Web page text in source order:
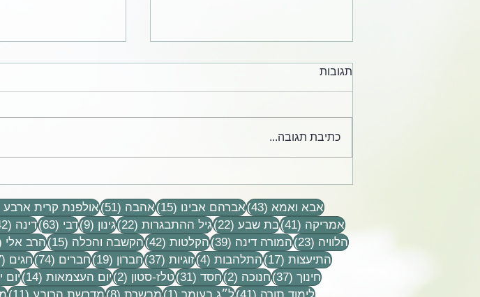
תגובות
כתיבת תגובה...
אבא ואמא (43) 43 פוסטים
אברהם אבינו (15) 15 פוסטים
אהבה (51) 51 פוסטים
אולפנת קרית ארבע
אמריקה (41) 41 פוסטים
בת שבע (22) 22 פוסטים
גיל ההתבגרות (22) 22 פוסטים
גינון (9) 9 פוסטיםדבי (63) 63 פוסטים
דינה (142)
הלוויה (23) 23 פוסטים
המורה דינה (39) 39 פוסטים
הקלטות (42) 42 פוסטים
הקשבה והכלה (15) 15 פוסטים
הרב אלי
התיעצות (17) 17 פוסטים
התלהבות (4) 4 פוסטיםזוגיות (37) 37 פוסטים
חברון (19) 19 פוסטים
חברים (74) 74 פוסטים
חגים (17)
חינוך (37) 37 פוסטים
חנוכה (2) 2 פוסטיםחסד (31) 31 פוסטים
טלז-סטון (2) 2 פוסטיםיום העצמאות (14) 14 פוסטים
יום
41 פוסטים פוסט 1 8 פוסטים 11